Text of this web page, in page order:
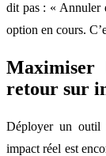
dit pas : « Annuler
option en cours.
Maximiser
retour sur
Déployer un outil
impact réel est